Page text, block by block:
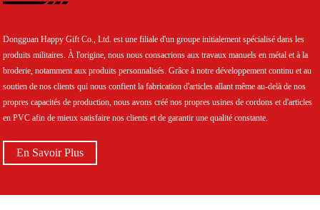
Dongguan Happy Gift Co., Ltd. est une filiale d'un groupe initialement spécialisé dans les
produits militaires. À l'origine, nous nous consacrions aux travaux manuels en métal et à la
broderie, notamment aux produits personnalisés. Grâce à notre développement continu et au
soutien de nos clients qui nous confient la fabrication d'articles allant même au-delà de nos
propres capacités de production, nous avons créé nos propres usines de cordons et d'articles
en PVC afin de mieux satisfaire nos clients et de garantir une qualité constante.
En Savoir Plus